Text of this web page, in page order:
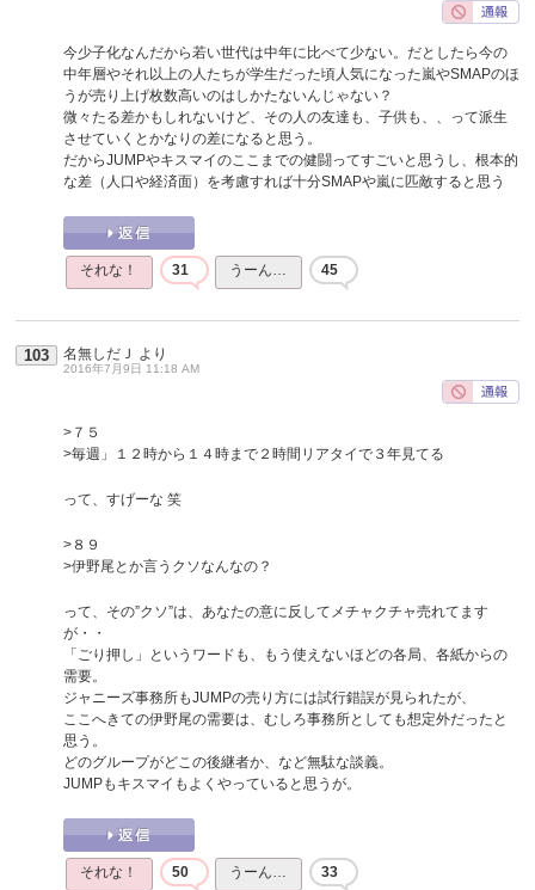
今少子化なんだから若い世代は中年に比べて少ない。だとしたら今の
中年層やそれ以上の人たちが学生だった頃人気になった嵐やSMAPのほ
うが売り上げ枚数高いのはしかたないんじゃない？
微々たる差かもしれないけど、その人の友達も、子供も、、って派生
させていくとかなりの差になると思う。
だからJUMPやキスマイのここまでの健闘ってすごいと思うし、根本的
な差（人口や経済面）を考慮すれば十分SMAPや嵐に匹敵すると思う
それな！ 31 うーん… 45
103 名無しだＪ より
2016年7月9日 11:18 AM
>７５
>毎週」１２時から１４時まで２時間リアタイで３年見てる
って、すげーな 笑
>８９
>伊野尾とか言うクソなんなの？
って、その”クソ”は、あなたの意に反してメチャクチャ売れてます
が・・
「ごり押し」というワードも、もう使えないほどの各局、各紙からの
需要。
ジャニーズ事務所もJUMPの売り方には試行錯誤が見られたが、
ここへきての伊野尾の需要は、むしろ事務所としても想定外だったと
思う。
どのグループがどこの後継者か、など無駄な談義。
JUMPもキスマイもよくやっていると思うが。
それな！ 50 うーん… 33